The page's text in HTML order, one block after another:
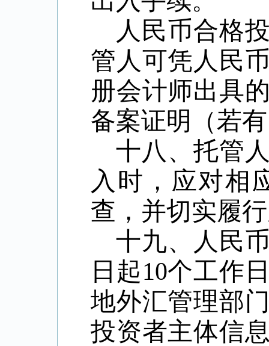
人民币合格
管人可凭人民
册会计师出具
备案证明（若
十八、托管
入时，应对相
查，并切实履
十九、人民
日起10个工作
地外汇管理部
投资者主体信